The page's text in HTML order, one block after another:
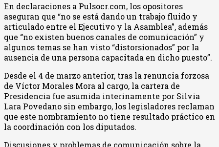
En declaraciones a Pulsocr.com, los opositores
aseguran que “no se está dando un trabajo fluido y
articulado entre el Ejecutivo y la Asamblea”, además
que “no existen buenos canales de comunicación” y
algunos temas se han visto “distorsionados” por la
ausencia de una persona capacitada en dicho puesto”.
Desde el 4 de marzo anterior, tras la renuncia forzosa
de Víctor Morales Mora al cargo, la cartera de
Presidencia fue asumida interinamente por Silvia
Lara Povedano sin embargo, los legisladores reclaman
que este nombramiento no tiene resultado práctico en
la coordinación con los diputados.
Discusiones y problemas de comunicación sobre la